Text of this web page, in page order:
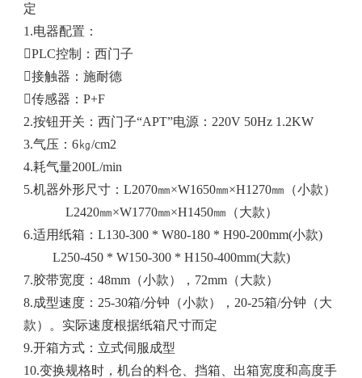
定
1.电器配置：
PLC控制：西门子
接触器：施耐德
传感器：P+F
2.按钮开关：西门子“APT”电源：220V 50Hz 1.2KW
3.气压：6㎏/cm2
4.耗气量200L/min
5.机器外形尺寸：L2070㎜×W1650㎜×H1270㎜（小款）
L2420㎜×W1770㎜×H1450㎜（大款）
6.适用纸箱：L130-300 * W80-180 * H90-200mm(小款)
L250-450 * W150-300 * H150-400mm(大款)
7.胶带宽度：48mm（小款），72mm（大款）
8.成型速度：25-30箱/分钟（小款），20-25箱/分钟（大
款）。实际速度根据纸箱尺寸而定
9.开箱方式：立式伺服成型
10.变换规格时，机台的料仓、挡箱、出箱宽度和高度手